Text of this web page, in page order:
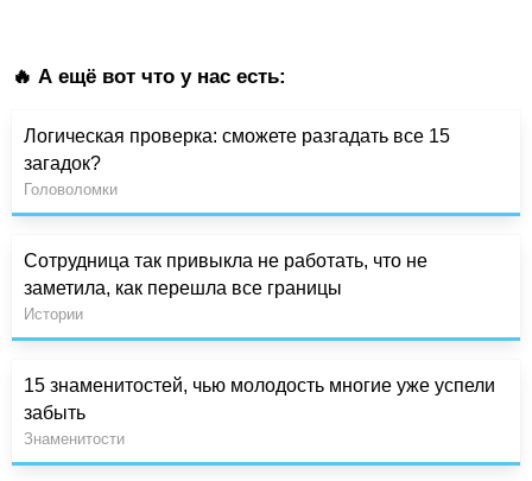
🔥 А ещё вот что у нас есть:
Логическая проверка: сможете разгадать все 15
загадок?
Головоломки
Сотрудница так привыкла не работать, что не
заметила, как перешла все границы
Истории
15 знаменитостей, чью молодость многие уже успели
забыть
Знаменитости